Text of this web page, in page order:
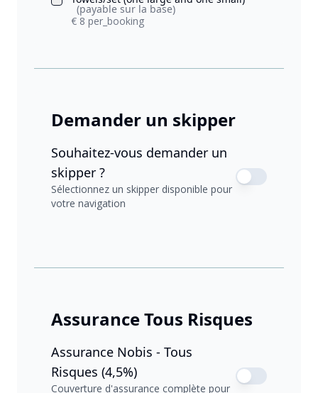
(payable sur la base)
€ 8 per_booking
Demander un skipper
Souhaitez-vous demander un
skipper ?
Sélectionnez un skipper disponible pour
votre navigation
Assurance Tous Risques
Assurance Nobis - Tous
Risques (4,5%)
Couverture d'assurance complète pour